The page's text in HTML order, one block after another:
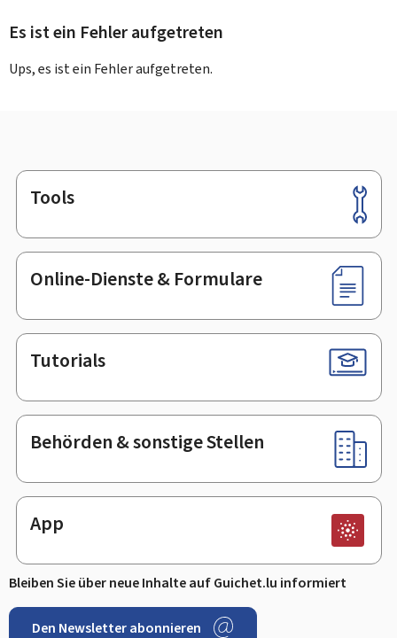
Es ist ein Fehler aufgetreten
Ups, es ist ein Fehler aufgetreten.
Footer
Tools
Online-Dienste & Formulare
Tutorials
Behörden & sonstige Stellen
App
Bleiben Sie über neue Inhalte auf Guichet.lu informiert
Den Newsletter abonnieren